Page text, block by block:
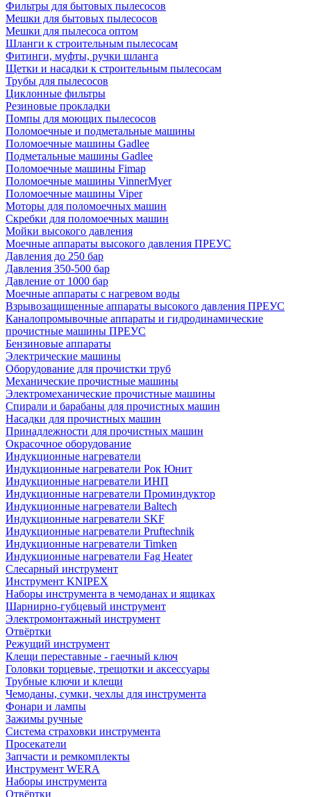
Фильтры для бытовых пылесосов
Мешки для бытовых пылесосов
Мешки для пылесоса оптом
Шланги к строительным пылесосам
Фитинги, муфты, ручки шланга
Щетки и насадки к строительным пылесосам
Трубы для пылесосов
Циклонные фильтры
Резиновые прокладки
Помпы для моющих пылесосов
Поломоечные и подметальные машины
Поломоечные машины Gadlee
Подметальные машины Gadlee
Поломоечные машины Fimap
Поломоечные машины VinnerMyer
Поломоечные машины Viper
Моторы для поломоечных машин
Скребки для поломоечных машин
Мойки высокого давления
Моечные аппараты высокого давления ПРЕУС
Давления до 250 бар
Давления 350-500 бар
Давление от 1000 бар
Моечные аппараты с нагревом воды
Взрывозащищенные аппараты высокого давления ПРЕУС
Каналопромывочные аппараты и гидродинамические
прочистные машины ПРЕУС
Бензиновые аппараты
Электрические машины
Оборудование для прочистки труб
Механические прочистные машины
Электромеханические прочистные машины
Спирали и барабаны для прочистных машин
Насадки для прочистных машин
Принадлежности для прочистных машин
Окрасочное оборудование
Индукционные нагреватели
Индукционные нагреватели Рок Юнит
Индукционные нагреватели ИНП
Индукционные нагреватели Проминдуктор
Индукционные нагреватели Baltech
Индукционные нагреватели SKF
Индукционные нагреватели Pruftechnik
Индукционные нагреватели Timken
Индукционные нагреватели Fag Heater
Слесарный инструмент
Инструмент KNIPEX
Наборы инструмента в чемоданах и ящиках
Шарнирно-губцевый инструмент
Электромонтажный инструмент
Отвёртки
Режущий инструмент
Клещи переставные - гаечный ключ
Головки торцевые, трещотки и аксессуары
Трубные ключи и клещи
Чемоданы, сумки, чехлы для инструмента
Фонари и лампы
Зажимы ручные
Система страховки инструмента
Просекатели
Запчасти и ремкомплекты
Инструмент WERA
Наборы инструмента
Отвёртки